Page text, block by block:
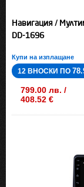
Навигация /
DD-1696
Купи на изплащане
12 ВНОСКИ ПО
799.00 лв. /
408.52 €